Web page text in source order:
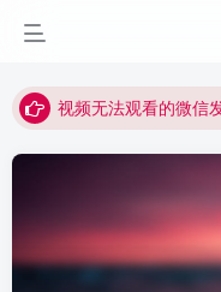
视频无法观看的微信